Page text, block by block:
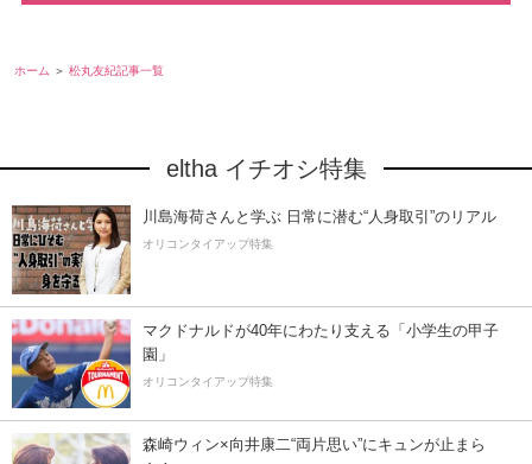
ホーム 松丸友紀記事一覧
eltha イチオシ特集
川島海荷さんと学ぶ 日常に潜む“人身取引”のリアル
オリコンタイアップ特集
マクドナルドが40年にわたり支える「小学生の甲子
園」
オリコンタイアップ特集
森崎ウィン×向井康二“両片思い”にキュンが止まら